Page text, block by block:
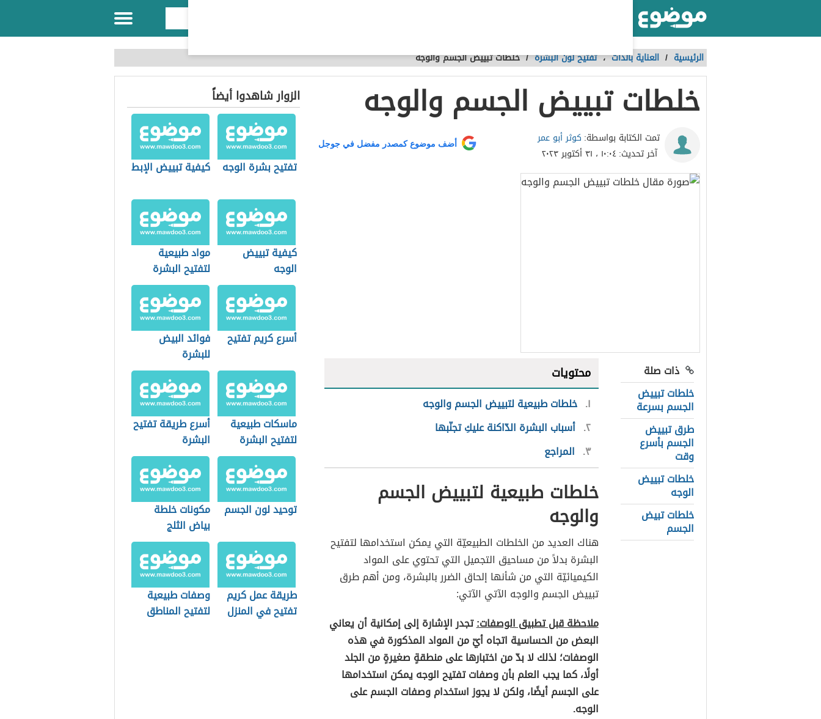
الرئيسية / العناية بالذات،تفتيح لون البشرة /خلطات تبييض الجسم والوجه
خلطات تبييض الجسم والوجه
تمت الكتابة بواسطة: كوثر أبو عمر
آخر تحديث:١٠:٠٤ ، ٣١ أكتوبر ٢٠٢٣
أضف موضوع كمصدر مفضل في جوجل
ذات صلة
خلطات تبييض
الجسم بسرعة
طرق تبييض
الجسم بأسرع
وقت
خلطات تبييض
الوجه
خلطات تبيض
الجسم
محتويات
١ خلطات طبيعية لتبييض الجسم والوجه
٢ أسباب البشرة الدّاكنة عليكِ تجنّبها
٣ المراجع
خلطات طبيعية لتبييض الجسم
والوجه
هناك العديد من الخلطات الطبيعيّة التي يمكن استخدامها لتفتيح
البشرة بدلاً من مساحيق التجميل التي تحتوي على المواد
الكيميائيّة التي من شأنها إلحاق الضرر بالبشرة، ومن أهم طرق
تبييض الجسم والوجه الآتي الآتي:
ملاحظة قبل تطبيق الوصفات:تجدر الإشارة إلى إمكانية أن يعاني
البعض من الحساسية اتجاه أيّ من المواد المذكورة في هذه
الوصفات؛ لذلك لا بدّ من اختبارها على منطقةٍ صغيرةٍ من الجلد
أولًا، كما يجب العلم بأن وصفات تفتيح الوجه يمكن استخدامها
على الجسم أيضًا، ولكن لا يجوز استخدام وصفات الجسم على
الوجه.
الزوار شاهدوا أيضاً
تفتيح بشرة الوجه كيفية تبييض الإبط
كيفية تبييض
الوجه
مواد طبيعية
لتفتيح البشرة
أسرع كريم تفتيح
فوائد البيض
للبشرة
ماسكات طبيعية
لتفتيح البشرة
أسرع طريقة تفتيح
البشرة
توحيد لون الجسم
مكونات خلطة
بياض الثلج
طريقة عمل كريم
تفتيح في المنزل
وصفات طبيعية
لتفتيح المناطق